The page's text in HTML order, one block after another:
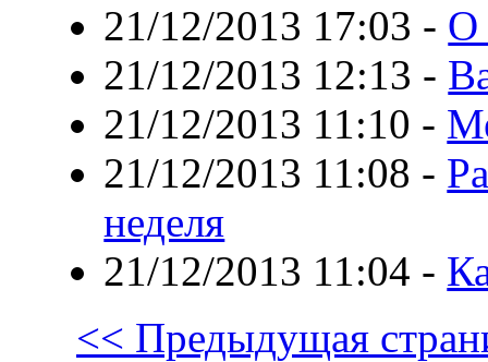
21/12/2013 17:03 - О
21/12/2013 12:13 -
21/12/2013 11:10 -
21/12/2013 11:08 -
неделя
21/12/2013 11:04 -
<< Предыдущая